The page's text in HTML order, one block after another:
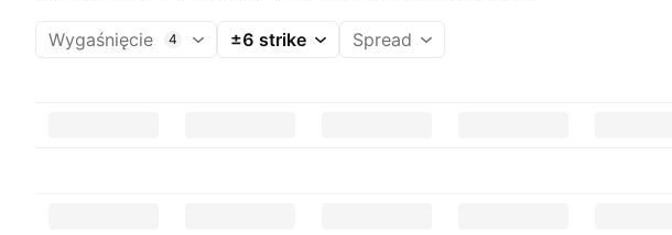
Wygaśnięcie 4 ±6 strike Spread